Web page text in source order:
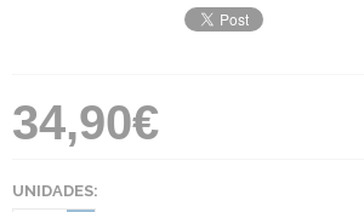
34,90€
UNIDADES: